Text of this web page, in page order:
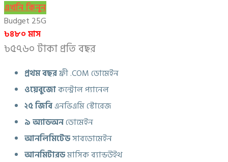
এখনি কিনুন
Budget 25G
৳৪৮০ মাস
৳৫৭৬০ টাকা প্রতি বছর
প্রথম বছরফ্রী .COM ডোমেইন
ওয়েবুজোকন্ট্রোল প্যানেল
২৫ জিবিএনভিএমি স্টোরেজ
৯ অ্যাডঅনডোমেইন
আনলিমিটেডসাবডোমেইন
আনমিটারডমাসিক ব্যান্ডউইথ